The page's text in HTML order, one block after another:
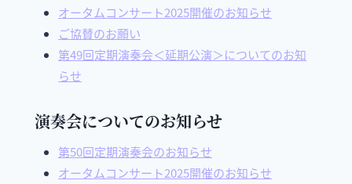
オータムコンサート2025開催のお知らせ
ご協賛のお願い
第49回定期演奏会＜延期公演＞についてのお知
らせ
演奏会についてのお知らせ
第50回定期演奏会のお知らせ
オータムコンサート2025開催のお知らせ